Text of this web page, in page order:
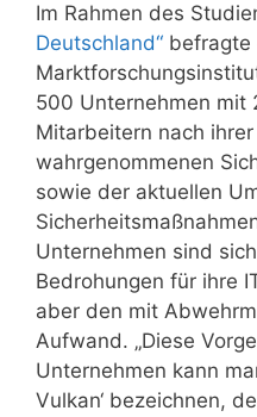
Im Rahmen des
Deutschland“ befragte
500 Unternehmen mit
Mitarbeitern nach
wahrgenommenen
sowie der aktuellen
Unternehmen sind
Bedrohungen für ihre
aber den mit
Aufwand. „Diese
Unternehmen kann
Vulkan‘ bezeichnen,